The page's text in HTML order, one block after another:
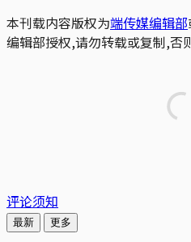
本刊载内容版权为端传媒编辑部
编辑部授权,请勿转载或复制,否
评论须知
最新 更多